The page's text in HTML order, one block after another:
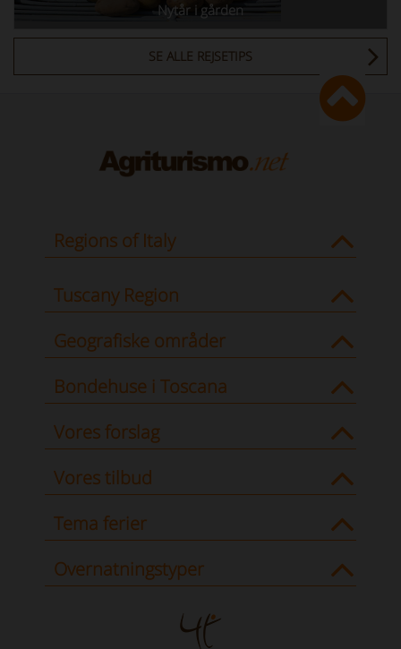
Nytår i gården
SE ALLE REJSETIPS
Regions of Italy
Tuscany Region
Geografiske områder
Bondehuse i Toscana
Vores forslag
Vores tilbud
Tema ferier
Overnatningstyper